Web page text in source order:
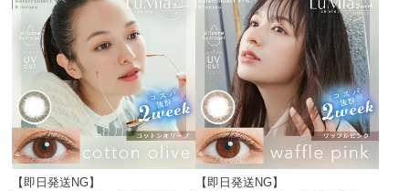
【即日発送NG】
【即日発送NG】